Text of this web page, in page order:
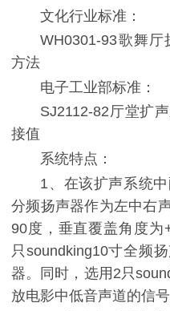
文化行业标准：
WH0301-93歌舞
方法
电子工业部标准：
SJ2112-82厅堂扩
接值
系统特点：
1、在该扩声系统
分频扬声器作为左中右
90度，垂直覆盖角度
只soundking10寸全频
器。同时，选用2只
放电影中低音声道的信号